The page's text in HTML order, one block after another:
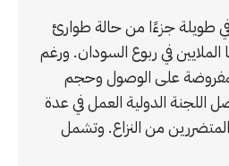
في طويلة جزءًا من حالة طوارئ
في ربوع السودان. ورغم
على الوصول وحجم
اللجنة الدولية العمل في عدة
من النزاع. وتشمل